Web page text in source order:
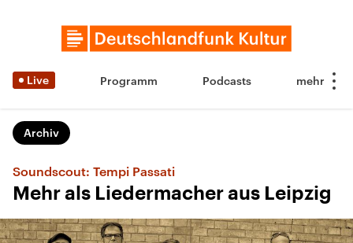
Live Programm Podcasts
Archiv
Soundscout: Tempi Passati
Mehr als Liedermacher aus Leipzig